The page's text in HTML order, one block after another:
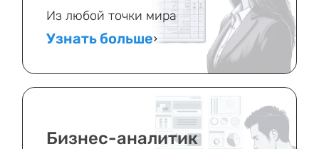
Из любой точки мира
Узнать больше
Бизнес-аналитик